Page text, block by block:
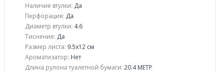
Наличие втулки: Да
Перфорация: Да
Диаметр втулки: 4.6
Тиснение: Да
Размер листа: 9.5x12 см
Ароматизатор: Нет
Длина рулона туалетной бумаги: 20.4 МЕТР